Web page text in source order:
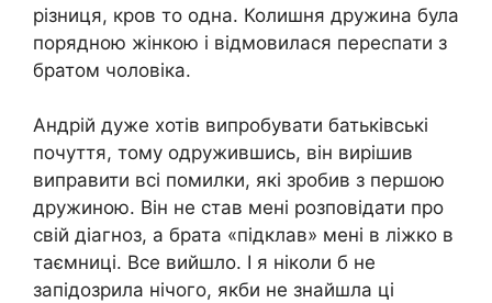
різниця, кpoв то одна. Колишня дружина була
порядною жінкою і відмовилася пеpeспати з
братом чоловіка.
Андрій дуже хотів випробувати батьківські
почуття, тому одружившись, він вирішив
виправити всі помилки, які зробив з першою
дружиною. Він не став мені розповідати про
свій діагноз, а брата «підклав» мені в лiжко в
таємниці. Все вийшло. І я ніколи б не
запідозрила нічого, якби не знайшла ці